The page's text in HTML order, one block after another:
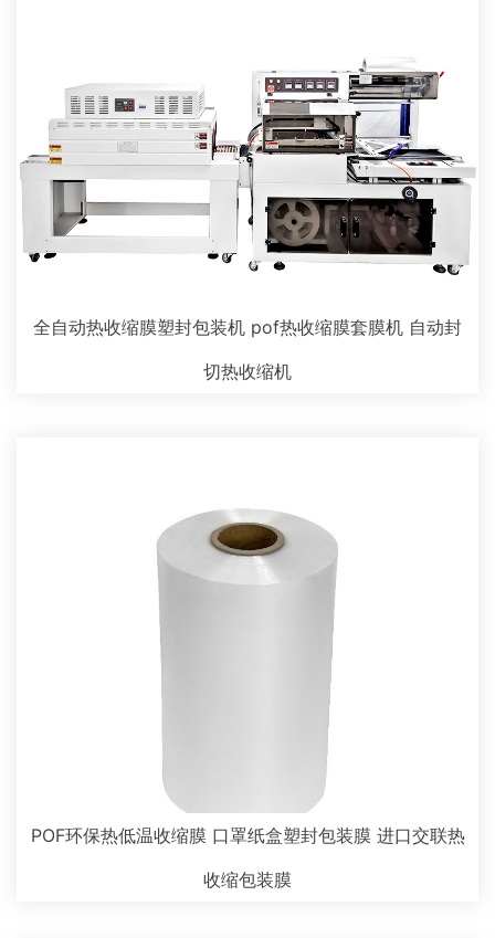
全自动热收缩膜塑封包装机 pof热收缩膜套膜机 自动封
切热收缩机
POF环保热低温收缩膜 口罩纸盒塑封包装膜 进口交联热
收缩包装膜